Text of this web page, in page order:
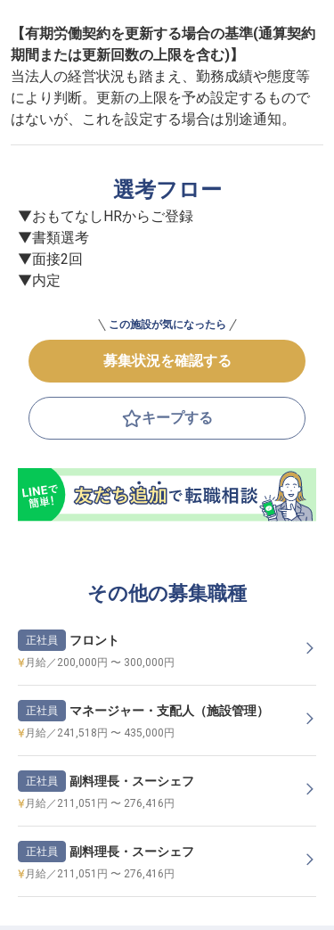
【有期労働契約を更新する場合の基準(通算契約
期間または更新回数の上限を含む)】
当法人の経営状況も踏まえ、勤務成績や態度等
により判断。更新の上限を予め設定するもので
はないが、これを設定する場合は別途通知。
選考フロー
▼おもてなしHRからご登録
▼書類選考
▼面接2回
▼内定
この施設が気になったら
募集状況を確認する
キープする
その他の募集職種
正社員 フロント
月給／200,000円 〜 300,000円
正社員 マネージャー・支配人（施設管理）
月給／241,518円 〜 435,000円
正社員 副料理長・スーシェフ
月給／211,051円 〜 276,416円
正社員 副料理長・スーシェフ
月給／211,051円 〜 276,416円